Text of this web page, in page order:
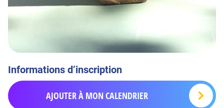
Informations d’inscription
AJOUTER À MON CALENDRIER